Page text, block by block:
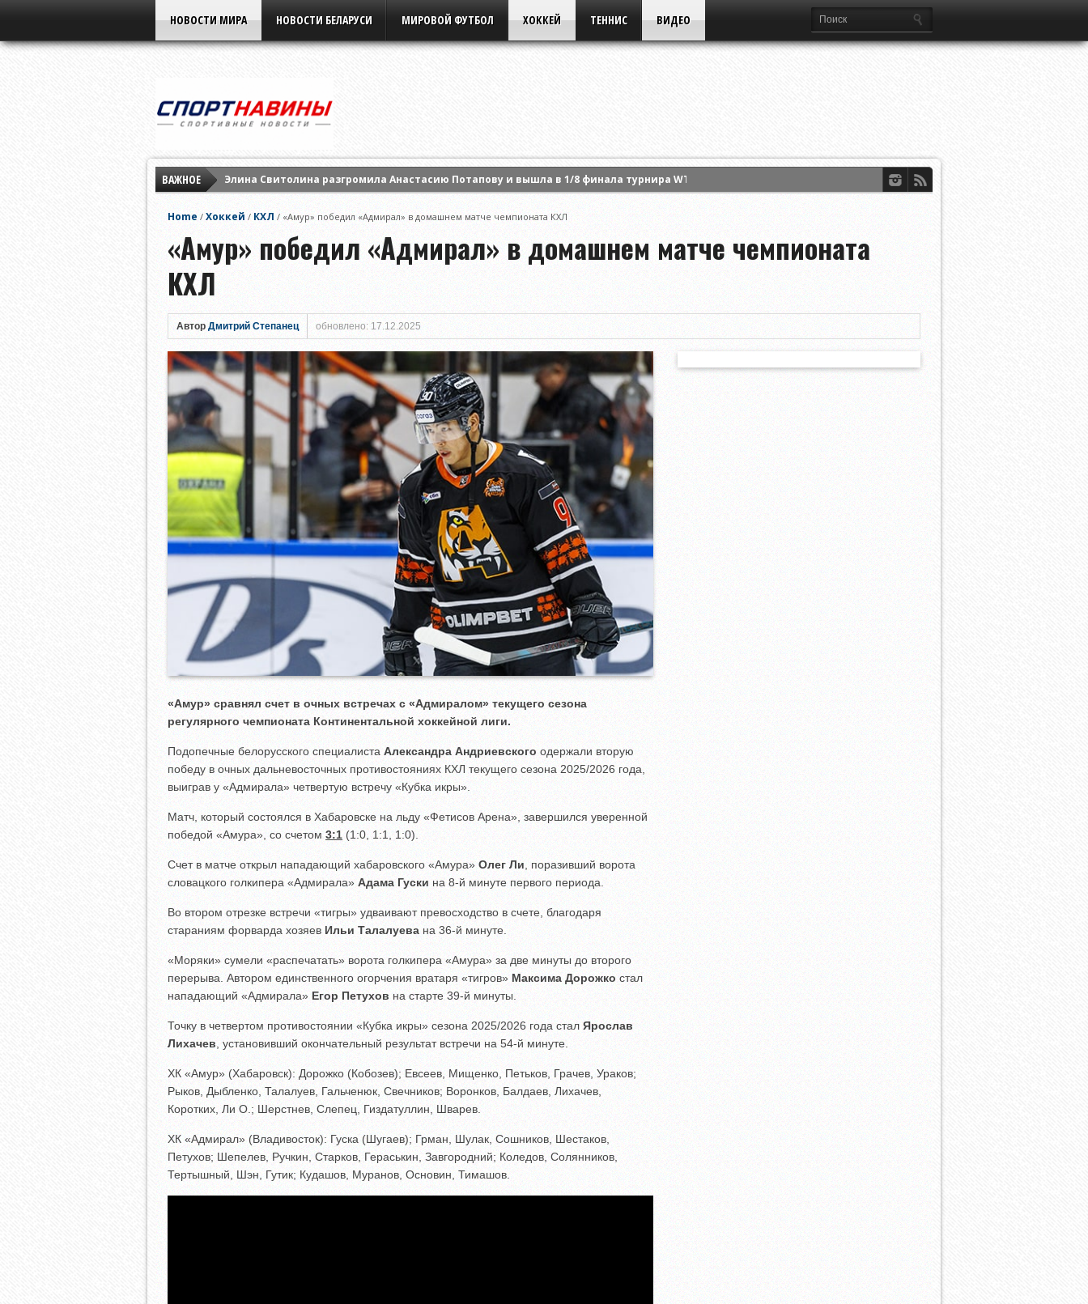
НОВОСТИ МИРА НОВОСТИ БЕЛАРУСИ МИРОВОЙ ФУТБОЛ ХОККЕЙ ТЕННИС ВИДЕО
ВАЖНОЕ
Элина Свитолина разгромила Анастасию Потапову и вышла в 1/8 финала турнира WTA Canadian Open
Home / Хоккей / КХЛ / «Амур» победил «Адмирал» в домашнем матче чемпионата КХЛ
«Амур» победил «Адмирал» в домашнем матче чемпионата
КХЛ
Автор Дмитрий Степанец обновлено: 17.12.2025
«Амур» сравнял счет в очных встречах с «Адмиралом» текущего сезона
регулярного чемпионата Континентальной хоккейной лиги.
Подопечные белорусского специалиста Александра Андриевского одержали вторую
победу в очных дальневосточных противостояниях КХЛ текущего сезона 2025/2026 года,
выиграв у «Адмирала» четвертую встречу «Кубка икры».
Матч, который состоялся в Хабаровске на льду «Фетисов Арена», завершился уверенной
победой «Амура», со счетом 3:1 (1:0, 1:1, 1:0).
Счет в матче открыл нападающий хабаровского «Амура» Олег Ли , поразивший ворота
словацкого голкипера «Адмирала» Адама Гуски на 8-й минуте первого периода.
Во втором отрезке встречи «тигры» удваивают превосходство в счете, благодаря
стараниям форварда хозяев Ильи Талалуева на 36-й минуте.
«Моряки» сумели «распечатать» ворота голкипера «Амура» за две минуты до второго
перерыва. Автором единственного огорчения вратаря «тигров» Максима Дорожко стал
нападающий «Адмирала» Егор Петухов на старте 39-й минуты.
Точку в четвертом противостоянии «Кубка икры» сезона 2025/2026 года стал Ярослав
Лихачев , установивший окончательный результат встречи на 54-й минуте.
ХК «Амур» (Хабаровск): Дорожко (Кобозев); Евсеев, Мищенко, Петьков, Грачев, Ураков;
Рыков, Дыбленко, Талалуев, Гальченюк, Свечников; Воронков, Балдаев, Лихачев,
Коротких, Ли О.; Шерстнев, Слепец, Гиздатуллин, Шварев.
ХК «Адмирал» (Владивосток): Гуска (Шугаев); Грман, Шулак, Сошников, Шестаков,
Петухов; Шепелев, Ручкин, Старков, Гераськин, Завгородний; Коледов, Солянников,
Тертышный, Шэн, Гутик; Кудашов, Муранов, Основин, Тимашов.